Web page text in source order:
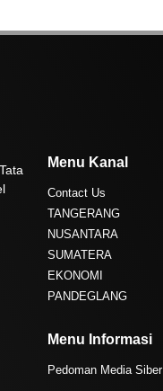
Menu Kanal
Contact Us
TANGERANG
NUSANTARA
SUMATERA
EKONOMI
PANDEGLANG
Menu Informasi
Pedoman Media Siber